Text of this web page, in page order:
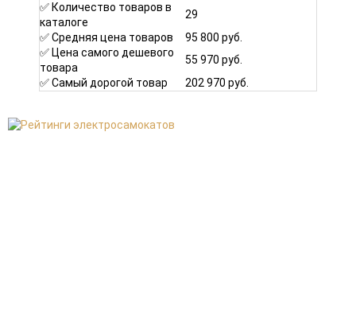
✅ Количество товаров в
каталоге
29
✅ Средняя цена товаров
95 800 руб.
✅ Цена самого дешевого
товара
55 970 руб.
✅ Самый дорогой товар
202 970 руб.